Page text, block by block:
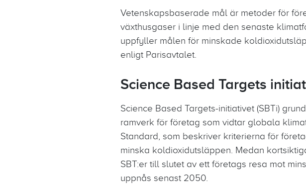
Vetenskapsbaserade mål är metoder för
växthusgaser i linje med den senaste
uppfyller målen för minskade
enligt Parisavtalet.
Science Based Targets
Science Based Targets-initiativet (SBTi)
ramverk för företag som vidtar globala
Standard, som beskriver kriterierna för
minska koldioxidutsläppen. Medan
SBT:er till slutet av ett företags resa mot
uppnås senast 2050.